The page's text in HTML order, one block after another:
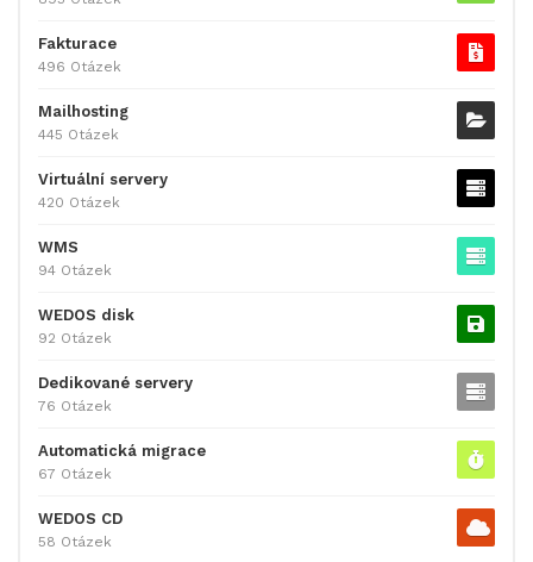
Fakturace
496 Otázek
Mailhosting
445 Otázek
Virtuální servery
420 Otázek
WMS
94 Otázek
WEDOS disk
92 Otázek
Dedikované servery
76 Otázek
Automatická migrace
67 Otázek
WEDOS CD
58 Otázek